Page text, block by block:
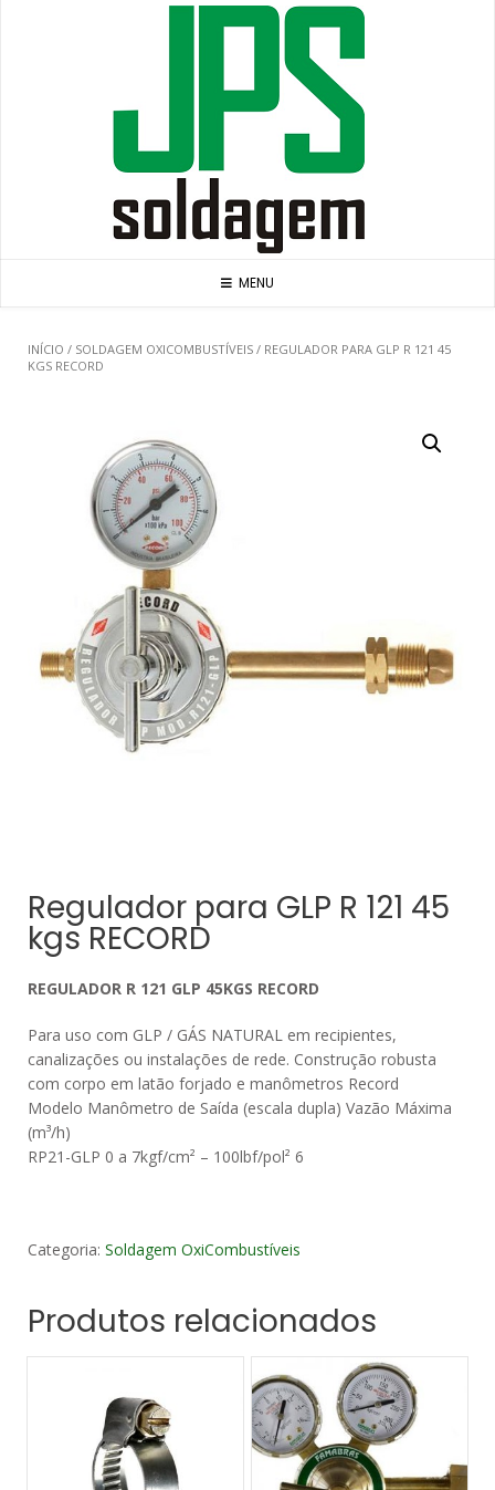
MENU
INÍCIO / SOLDAGEM OXICOMBUSTÍVEIS / REGULADOR PARA GLP R 121 45
KGS RECORD
Regulador para GLP R 121 45
kgs RECORD
REGULADOR R 121 GLP 45KGS RECORD
Para uso com GLP / GÁS NATURAL em recipientes,
canalizações ou instalações de rede. Construção robusta
com corpo em latão forjado e manômetros Record
Modelo Manômetro de Saída (escala dupla) Vazão Máxima
(m³/h)
RP21-GLP 0 a 7kgf/cm² – 100lbf/pol² 6
Categoria: Soldagem OxiCombustíveis
Produtos relacionados